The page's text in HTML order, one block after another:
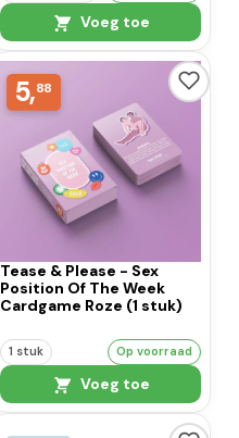
Voeg toe
5,88
Tease & Please - Sex
Position Of The Week
Cardgame Roze (1 stuk)
1 stuk Op voorraad
Voeg toe